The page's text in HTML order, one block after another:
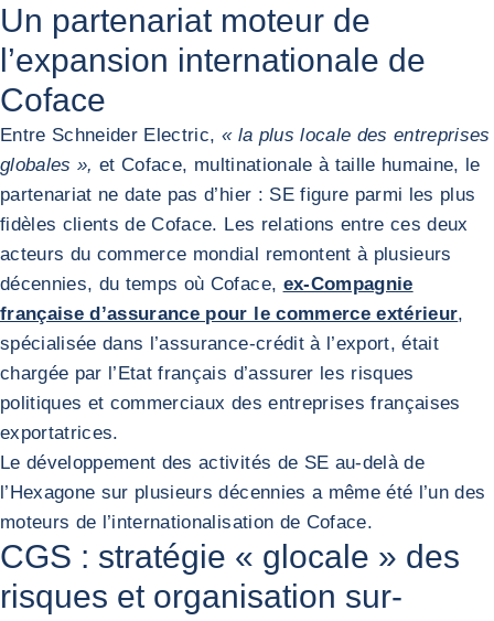
Un partenariat moteur de
l’expansion internationale de
Coface
Entre Schneider Electric, « la plus locale des entreprises
globales », et Coface, multinationale à taille humaine, le
partenariat ne date pas d’hier : SE figure parmi les plus
fidèles clients de Coface. Les relations entre ces deux
acteurs du commerce mondial remontent à plusieurs
décennies, du temps où Coface, ex-Compagnie
française d’assurance pour le commerce extérieur,
spécialisée dans l’assurance-crédit à l’export, était
chargée par l’Etat français d’assurer les risques
politiques et commerciaux des entreprises françaises
exportatrices.
Le développement des activités de SE au-delà de
l’Hexagone sur plusieurs décennies a même été l’un des
moteurs de l’internationalisation de Coface.
CGS : stratégie « glocale » des
risques et organisation sur-